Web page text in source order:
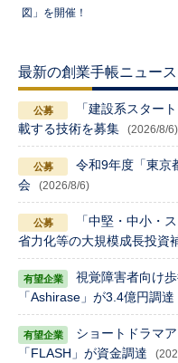
図」を開催！
最新の創業手帳ニュース
「建設系スター
載する技術を募集
(2026/8/6)
令和9年度「東京
会
(2026/8/6)
「中堅・中小・
省力化等の大規模成長投資
視覚障害者向け
「Ashirase」が3.4億円調達
ショートドラマ
「FLASH」が資金調達